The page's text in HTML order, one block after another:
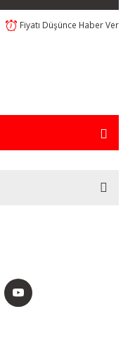
Fiyatı Düşünce Haber Ver